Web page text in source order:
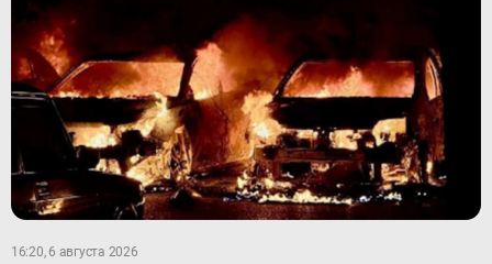
16:20, 6 августа 2026